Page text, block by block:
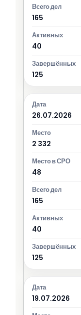
165
40
125
26.07.2026
2 332
48
165
40
125
19.07.2026